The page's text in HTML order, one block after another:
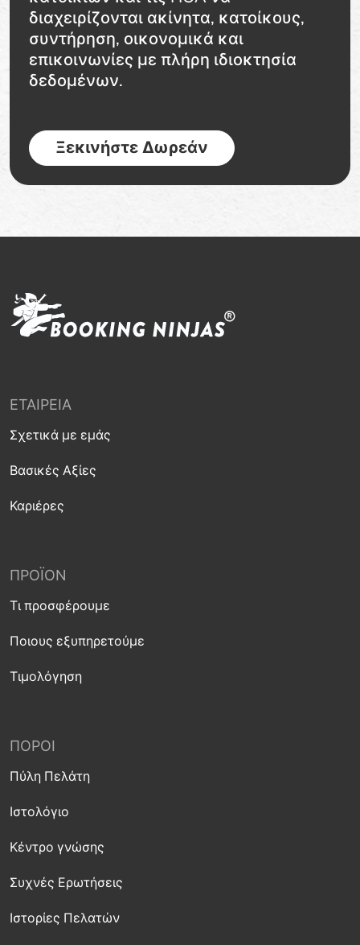
διαχειρίζονται ακίνητα, κατοίκους,
συντήρηση, οικονομικά και
επικοινωνίες με πλήρη ιδιοκτησία
δεδομένων.
Ξεκινήστε Δωρεάν
ΕΤΑΙΡΕΊΑ
Σχετικά με εμάς
Βασικές Αξίες
Καριέρες
ΠΡΟΪΌΝ
Τι προσφέρουμε
Ποιους εξυπηρετούμε
Τιμολόγηση
ΠΌΡΟΙ
Πύλη Πελάτη
Ιστολόγιο
Κέντρο γνώσης
Συχνές Ερωτήσεις
Ιστορίες Πελατών